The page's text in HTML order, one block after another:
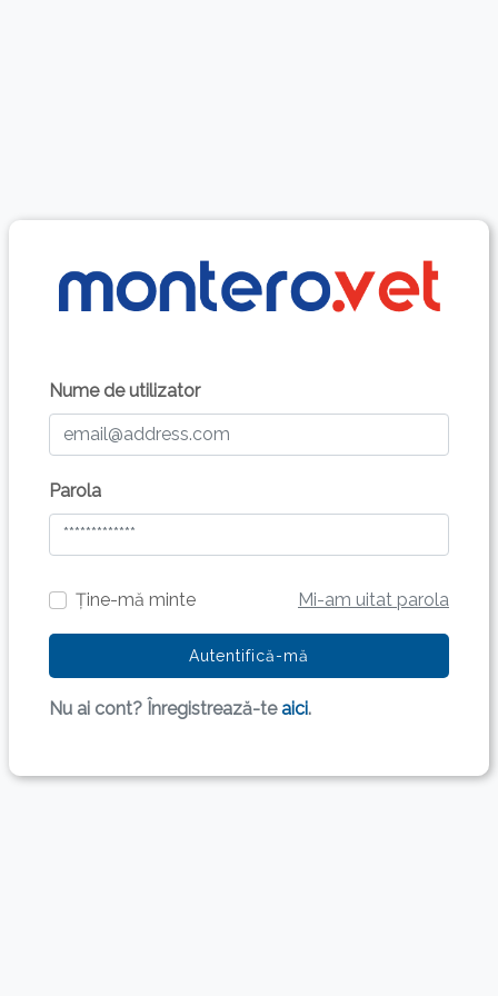
Nume de utilizator
Parola
Ține-mă minte Mi-am uitat parola
Autentifică-mă
Nu ai cont? Înregistrează-teaici.